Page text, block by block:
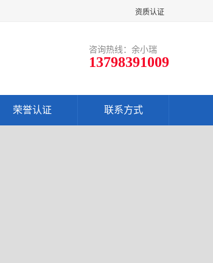
资质认证
咨询热线：余小瑞
13798391009
荣誉认证 联系方式